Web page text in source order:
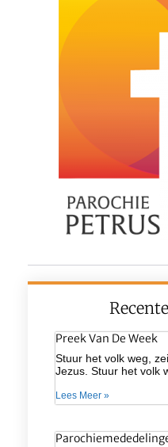
Preek Van De Week
Stuur het volk weg,
Jezus. Stuur het volk
Lees Meer »